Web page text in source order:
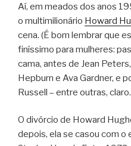
Aí, em meados dos anos
o multimilionário Howard
cena. (É bom lembrar que
finíssimo para mulheres:
cama, antes de Jean
Hepburn e Ava Gardner, e
Russell – entre outras,
O divórcio de Howard
depois, ela se casou com